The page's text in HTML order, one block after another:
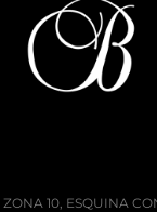
10, ESQUINA